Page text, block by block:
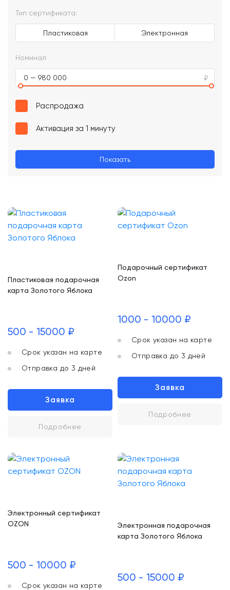
Тип сертификата:
Пластиковая Электронная
Номинал
0 — 980 000
Распродажа
Активация за 1 минуту
Показать
Пластиковая подарочная
карта Золотого Яблока
500 - 15000 ₽
Срок указан на карте
Отправка до 3 дней
Заявка
Подробнее
Подарочный сертификат
Ozon
1000 - 10000 ₽
Срок указан на карте
Отправка до 3 дней
Заявка
Подробнее
Электронный сертификат
OZON
500 - 10000 ₽
Срок указан на карте
Электронная подарочная
карта Золотого Яблока
500 - 15000 ₽